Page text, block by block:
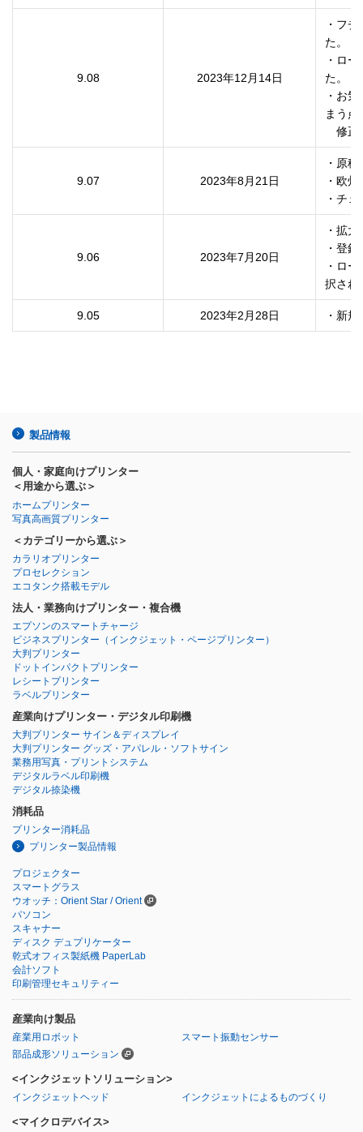
9.08 2023年12月14日
・フ
た。
・ロ
た。
・お
まう点
修正
9.07 2023年8月21日
・原
・欧
9.06 2023年7月20日
・拡
・登
・ロ
9.05 2023年2月28日 ・新
製品情報
個人・家庭向けプリンター
＜用途から選ぶ＞
ホームプリンター
写真高画質プリンター
＜カテゴリーから選ぶ＞
カラリオプリンター
プロセレクション
エコタンク搭載モデル
法人・業務向けプリンター・複合機
エプソンのスマートチャージ
ビジネスプリンター （インクジェット・ページプリンター）
大判プリンター
ドットインパクトプリンター
レシートプリンター
ラベルプリンター
産業向けプリンター・デジタル印刷機
大判プリンター サイン＆ディスプレイ
大判プリンター グッズ・アパレル・ソフトサイン
業務用写真・プリントシステム
デジタルラベル印刷機
デジタル捺染機
消耗品
プリンター消耗品
プリンター製品情報
プロジェクター
スマートグラス
ウオッチ：Orient Star / Orient
パソコン
スキャナー
ディスク デュプリケーター
乾式オフィス製紙機 PaperLab
会計ソフト
印刷管理セキュリティー
産業向け製品
産業用ロボット
スマート振動センサー
部品成形ソリューション
<インクジェットソリューション>
インクジェットヘッド インクジェットによるものづくり
<マイクロデバイス>